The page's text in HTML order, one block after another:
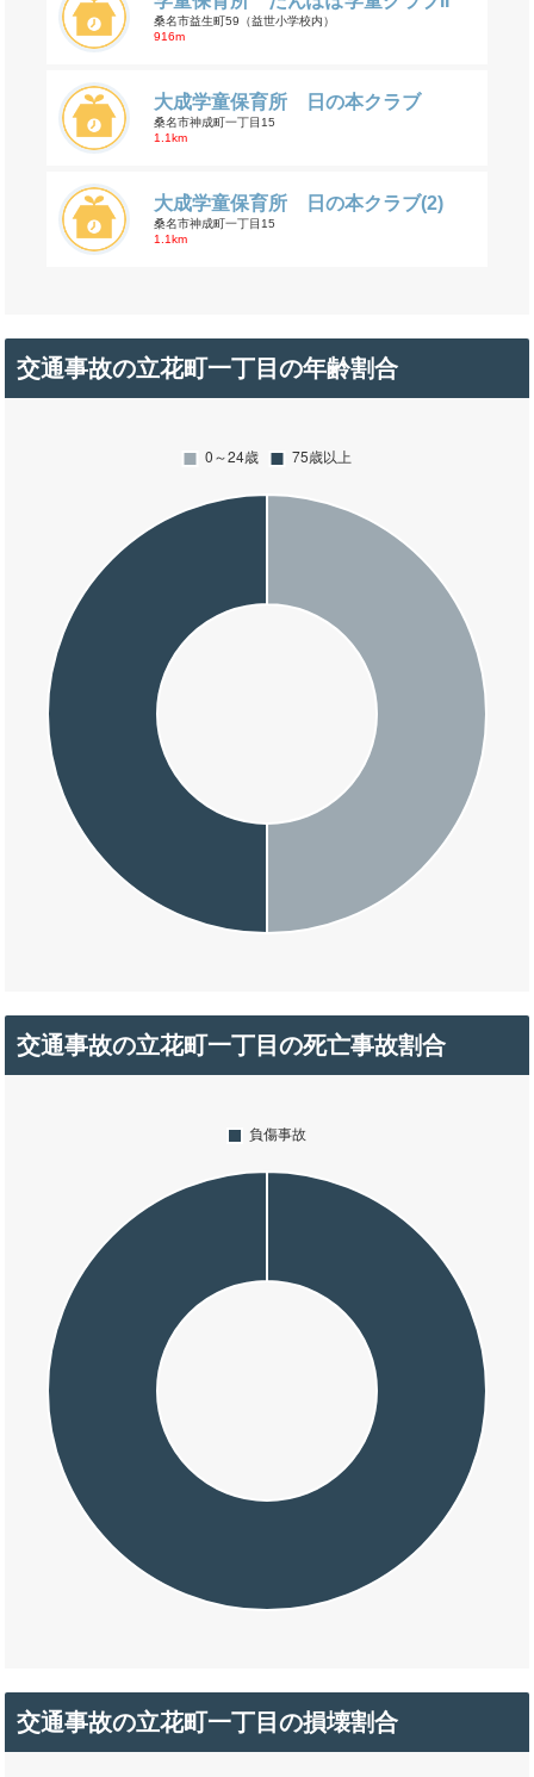
桑名市益生町59（益世小学校内）
916m
大成学童保育所 日の本クラブ
桑名市神成町一丁目15
1.1km
大成学童保育所 日の本クラブ(2)
桑名市神成町一丁目15
1.1km
交通事故の立花町一丁目の年齢割合
交通事故の立花町一丁目の死亡事故割合
交通事故の立花町一丁目の損壊割合